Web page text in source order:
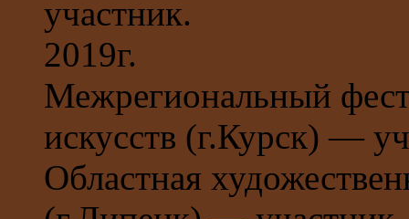
участник.
2019г.
Межрегиональный
искусств (г.Курск) —
Областная